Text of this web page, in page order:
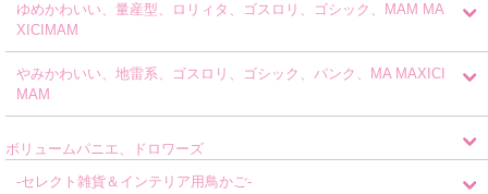
ゆめかわいい、量産型、ロリィタ、ゴスロリ、ゴシック、MAM MA
XICIMAM
やみかわいい、地雷系、ゴスロリ、ゴシック、パンク、MA MAXICI
MAM
ボリュームパニエ、ドロワーズ
-セレクト雑貨＆インテリア用鳥かご-